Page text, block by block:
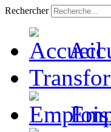
Rechercher